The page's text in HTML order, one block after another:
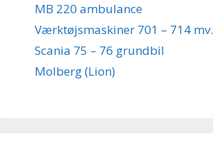
MB 220 ambulance
Værktøjsmaskiner 701 – 714 mv.
Scania 75 – 76 grundbil
Molberg (Lion)